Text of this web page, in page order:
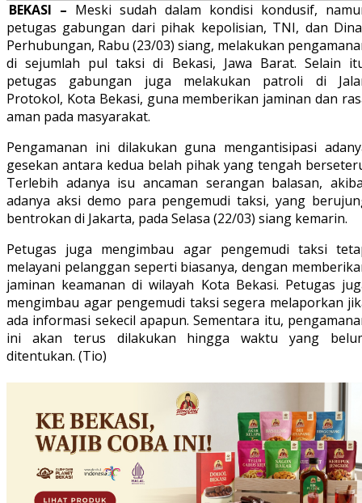
BEKASI – Meski sudah dalam kondisi kondusif,
petugas gabungan dari pihak kepolisian, TNI, dan
Perhubungan, Rabu (23/03) siang, melakukan
di sejumlah pul taksi di Bekasi, Jawa Barat. Selain
petugas gabungan juga melakukan patroli di
Protokol, Kota Bekasi, guna memberikan jaminan dan
aman pada masyarakat.
Pengamanan ini dilakukan guna mengantisipasi
gesekan antara kedua belah pihak yang tengah
Terlebih adanya isu ancaman serangan balasan,
adanya aksi demo para pengemudi taksi, yang
bentrokan di Jakarta, pada Selasa (22/03) siang kemarin.
Petugas juga mengimbau agar pengemudi taksi
melayani pelanggan seperti biasanya, dengan
jaminan keamanan di wilayah Kota Bekasi. Petugas
mengimbau agar pengemudi taksi segera melaporkan
ada informasi sekecil apapun. Sementara itu,
ini akan terus dilakukan hingga waktu yang
ditentukan. (Tio)